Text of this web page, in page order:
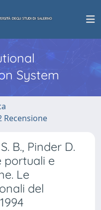
System
Recensione
B., Pinder D.
portuali e
Le
del